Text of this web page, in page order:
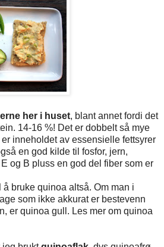
her i huset, blant annet fordi det
14-16 %! Det er dobbelt så mye
inneholdet av essensielle fettsyrer
en god kilde til fosfor, jern,
og B pluss en god del fiber som er
bruke quinoa altså. Om man i
som ikke akkurat er bestevenn
er quinoa gull. Les mer om quinoa